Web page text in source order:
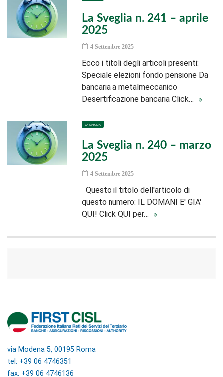
La Sveglia n. 241 – aprile
2025
4 Settembre 2025
Ecco i titoli degli articoli presenti:
Speciale elezioni fondo pensione Da
bancaria a metalmeccanico
Desertificazione bancaria Click…
LA SVEGLIA
La Sveglia n. 240 – marzo
2025
4 Settembre 2025
Questo il titolo dell'articolo di
questo numero: IL DOMANI E' GIA'
QUI! Click QUI per…
via Modena 5, 00195 Roma
tel: +39 06 4746351
fax: +39 06 4746136